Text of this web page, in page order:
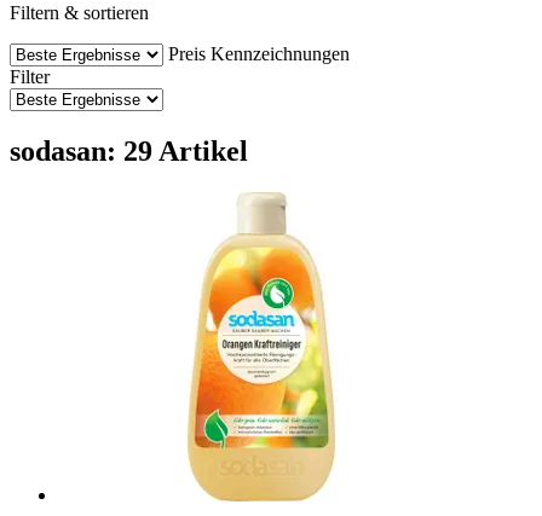
Filtern & sortieren
Preis Kennzeichnungen
Filter
sodasan: 29 Artikel